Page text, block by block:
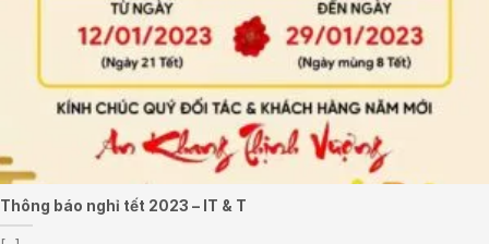
Thông báo nghỉ tết 2023 – IT & T